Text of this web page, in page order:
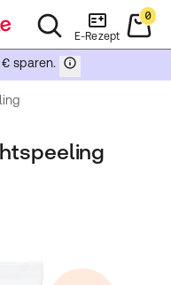
E-Rezept
0
sparen.